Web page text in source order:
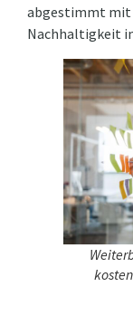
abgestimmt mit
Nachhaltigkeit